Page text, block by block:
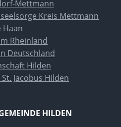
Mettmann
Kreis Mettmann
Haan
Rheinland
Deutschland
Hilden
Jacobus Hilden
HILDEN